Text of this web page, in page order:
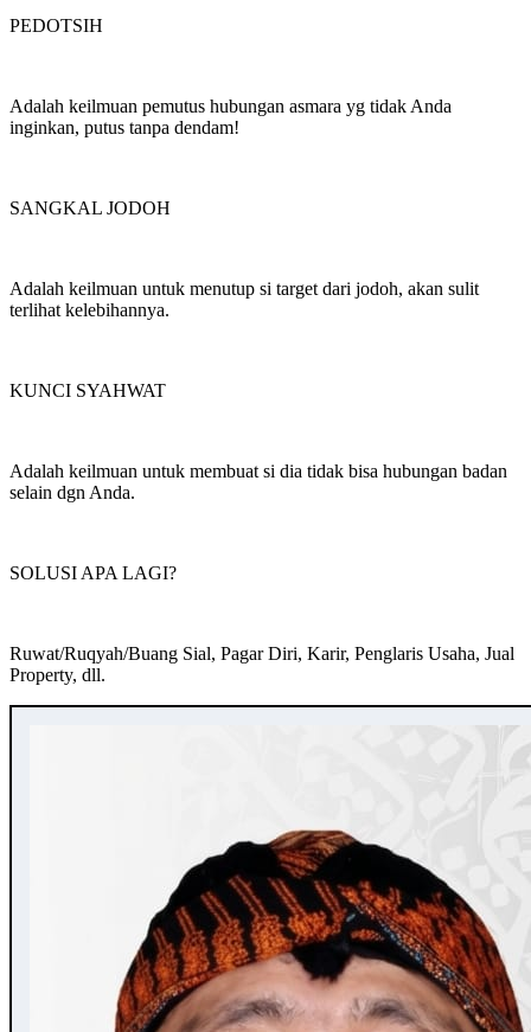
PEDOTSIH
Adalah keilmuan pemutus hubungan asmara yg tidak Anda
inginkan, putus tanpa dendam!
SANGKAL JODOH
Adalah keilmuan untuk menutup si target dari jodoh, akan sulit
terlihat kelebihannya.
KUNCI SYAHWAT
Adalah keilmuan untuk membuat si dia tidak bisa hubungan badan
selain dgn Anda.
SOLUSI APA LAGI?
Ruwat/Ruqyah/Buang Sial, Pagar Diri, Karir, Penglaris Usaha, Jual
Property, dll.